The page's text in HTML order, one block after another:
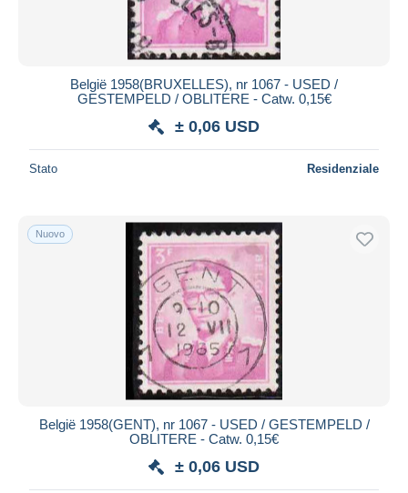
België 1958(BRUXELLES), nr 1067 - USED /
GESTEMPELD / OBLITERE - Catw. 0,15€
± 0,06 USD
Stato Residenziale
Nuovo
België 1958(GENT), nr 1067 - USED / GESTEMPELD /
OBLITERE - Catw. 0,15€
± 0,06 USD